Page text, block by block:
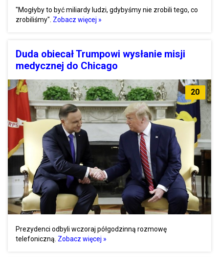
"Mogłyby to być miliardy ludzi, gdybyśmy nie zrobili tego, co
zrobiliśmy". Zobacz więcej »
Duda obiecał Trumpowi wysłanie misji
medycznej do Chicago
20
Prezydenci odbyli wczoraj półgodzinną rozmowę
telefoniczną. Zobacz więcej »